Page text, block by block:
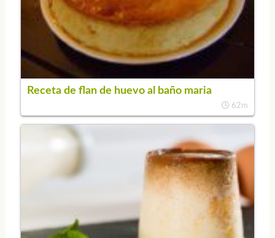
Receta de flan de huevo al baño maria
62m